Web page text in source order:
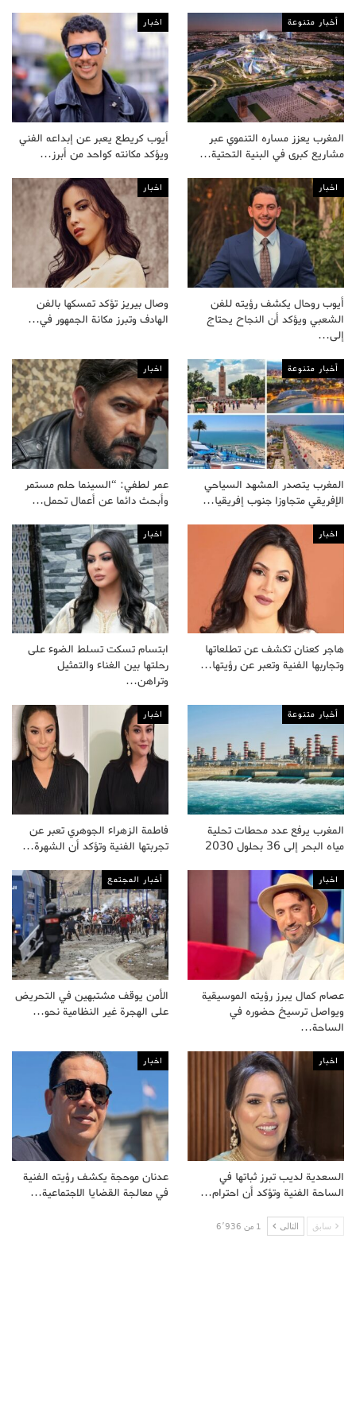
أخبار متنوعة
المغرب يعزز مساره التنموي عبر
مشاريع كبرى في البنية التحتية…
اخبار
أيوب كريطع يعبر عن إبداعه الفني
ويؤكد مكانته كواحد من أبرز…
اخبار
أيوب روحال يكشف رؤيته للفن
الشعبي ويؤكد أن النجاح يحتاج
إلى…
اخبار
وصال بيريز تؤكد تمسكها بالفن
الهادف وتبرز مكانة الجمهور في…
أخبار متنوعة
المغرب يتصدر المشهد السياحي
الإفريقي متجاوزا جنوب إفريقيا…
اخبار
عمر لطفي: “السينما حلم مستمر
وأبحث دائما عن أعمال تحمل…
اخبار
هاجر كعنان تكشف عن تطلعاتها
وتجاربها الفنية وتعبر عن رؤيتها…
اخبار
ابتسام تسكت تسلط الضوء على
رحلتها بين الغناء والتمثيل
وتراهن…
أخبار متنوعة
المغرب يرفع عدد محطات تحلية
مياه البحر إلى 36 بحلول 2030
اخبار
فاطمة الزهراء الجوهري تعبر عن
تجربتها الفنية وتؤكد أن الشهرة…
اخبار
عصام كمال يبرز رؤيته الموسيقية
ويواصل ترسيخ حضوره في
الساحة…
أخبار المجتمع
الأمن يوقف مشتبهين في التحريض
على الهجرة غير النظامية نحو…
اخبار
السعدية لديب تبرز ثباتها في
الساحة الفنية وتؤكد أن احترام…
اخبار
عدنان موحجة يكشف رؤيته الفنية
في معالجة القضايا الاجتماعية…
سابق التالى 1 من 6٬936